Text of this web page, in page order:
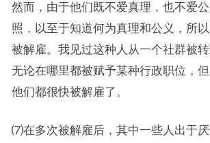
然而，由于他们既不爱真理，也不爱
照，以至于知道何为真理和公义，所
被解雇。我见过这种人从一个社群被转
无论在哪里都被赋予某种行政职位，但
他们都很快被解雇了。
⑺在多次被解雇后，其中一些人出于